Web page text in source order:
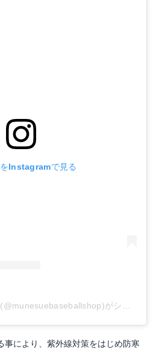
Instagramで見る
ムネスエスポーツ野球館(@munesuebaseballshop)がシェアした投稿
事により、紫外線対策をはじめ防寒